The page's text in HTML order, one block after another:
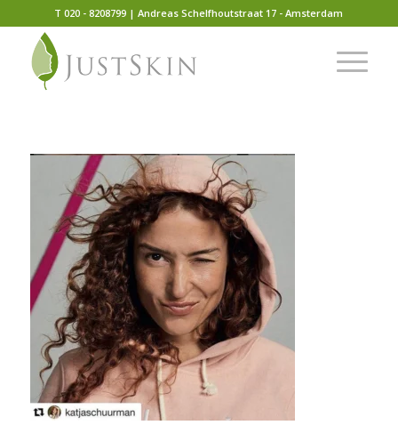
T 020 - 8208799 | Andreas Schelfhoutstraat 17 - Amsterdam